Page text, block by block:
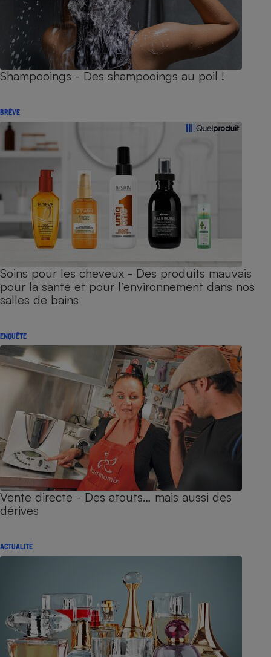
Shampooings - Des shampooings au poil !
BRÈVE
Soins pour les cheveux - Des produits mauvais
pour la santé et pour l’environnement dans nos
salles de bains
ENQUÊTE
Vente directe - Des atouts… mais aussi des
dérives
ACTUALITÉ